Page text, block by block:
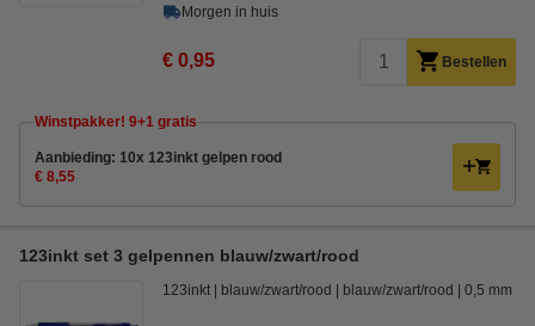
Morgen in huis
€ 0,95 Bestellen
Winstpakker! 9+1 gratis
Aanbieding: 10x 123inkt gelpen rood
€ 8,55
123inkt set 3 gelpennen blauw/zwart/rood
123inkt blauw/zwart/rood blauw/zwart/rood 0,5 mm